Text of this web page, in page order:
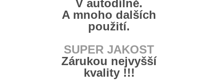
V autodílně.
A mnoho dalších
použití.
SUPER JAKOST
Zárukou nejvyšší
kvality !!!